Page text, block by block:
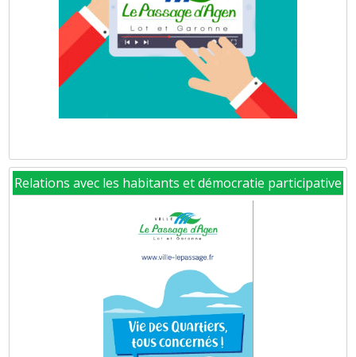
Relations avec les habitants et démocratie participative